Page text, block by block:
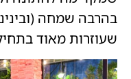
בהרבה שמחה
שעוזרות מאוד